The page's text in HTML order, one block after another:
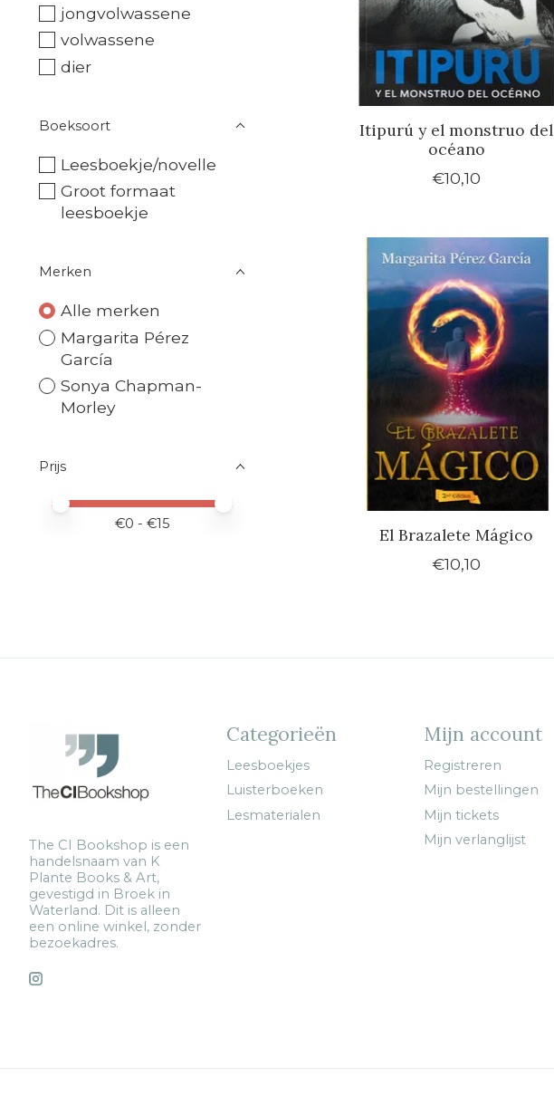
jongvolwassene
volwassene
dier
Boeksoort
Leesboekje/novelle
Groot formaat
leesboekje
Merken
Alle merken
Margarita Pérez
García
Sonya Chapman-
Morley
Prijs
Minimale prijswaarde
Price maximum value
€0 - €15
Itipurú y el monstruo del
océano
€10,10
El Brazalete Mágico
€10,10
The CI Bookshop is een
handelsnaam van K
Plante Books & Art,
gevestigd in Broek in
Waterland. Dit is alleen
een online winkel, zonder
bezoekadres.
Categorieën
Leesboekjes
Luisterboeken
Lesmaterialen
Mijn account
Registreren
Mijn bestellingen
Mijn tickets
Mijn verlanglijst